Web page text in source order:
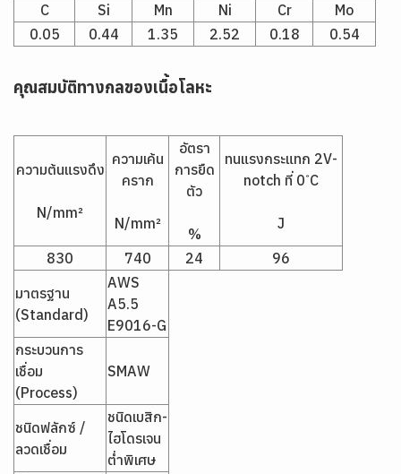
C Si Mn Ni Cr
Mo
0.05
0.44 1.35 2.52 0.18 0.54
คุณสมบัติทางกลของเนื้อโลหะ
ความต้นแรงดึง
N/mm²
ความเค้น
คราก
N/mm²
อัตรา
การยืด
ตัว
%
ทนแรงกระแทก 2V-
notch ที่ 0 ํC
J
830
740 24
96
มาตรฐาน
(Standard)
AWS
A5.5
E9016-G
กระบวนการ
เชื่อม
(Process)
SMAW
ชนิดฟลักซ์ /
ลวดเชื่อม
ชนิดเบสิก-
ไฮโดรเจน
ต่ำพิเศษ